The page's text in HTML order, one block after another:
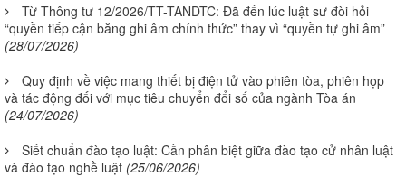
Từ Thông tư 12/2026/TT-TANDTC: Đã đến lúc luật sư đòi hỏi
“quyền tiếp cận băng ghi âm chính thức” thay vì “quyền tự ghi âm”
(28/07/2026)
Quy định về việc mang thiết bị điện tử vào phiên tòa, phiên họp
và tác động đối với mục tiêu chuyển đổi số của ngành Tòa án
(24/07/2026)
Siết chuẩn đào tạo luật: Cần phân biệt giữa đào tạo cử nhân luật
và đào tạo nghề luật (25/06/2026)